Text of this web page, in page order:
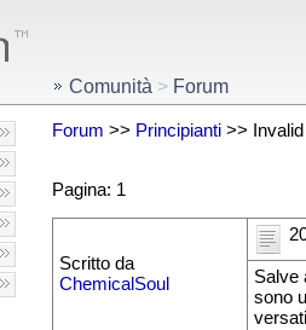
Comunità > Forum
Forum >> Principianti>> Invalid
Pagina: 1
Scritto da
ChemicalSoul
Salve
sono